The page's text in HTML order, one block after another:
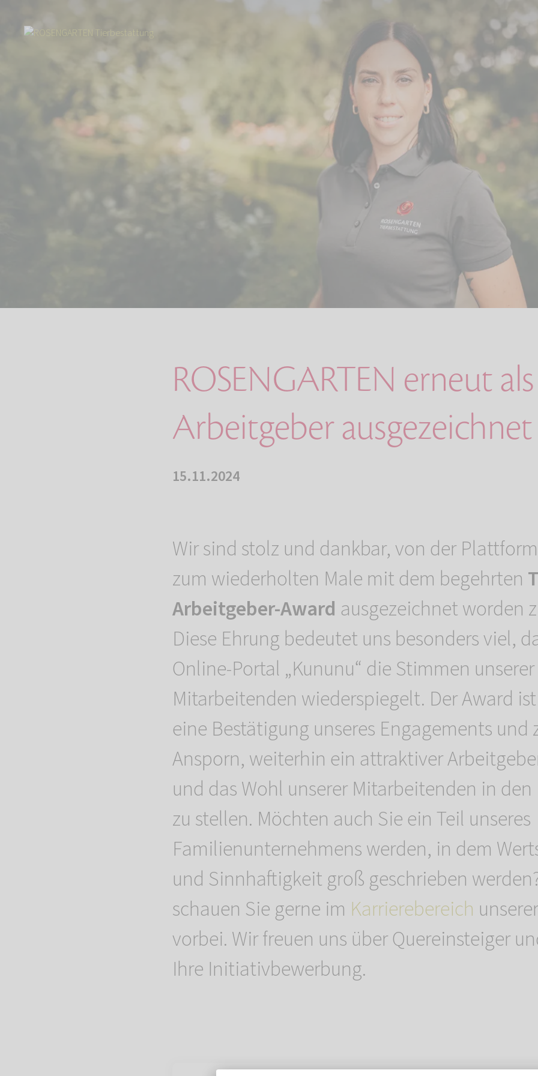
ROSENGARTEN erneut
Arbeitgeber ausgezeichnet
15.11.2024
Wir sind stolz und dankbar, von der
zum wiederholten Male mit dem begehrten
Arbeitgeber-Award ausgezeichnet worden
Diese Ehrung bedeutet uns besonders viel,
Online-Portal „Kununu“ die Stimmen unserer
Mitarbeitenden wiederspiegelt. Der Award
eine Bestätigung unseres Engagements und
Ansporn, weiterhin ein attraktiver
und das Wohl unserer Mitarbeitenden in
zu stellen. Möchten auch Sie ein Teil unseres
Familienunternehmens werden, in dem
und Sinnhaftigkeit groß geschrieben
schauen Sie gerne im Karrierebereich
vorbei. Wir freuen uns über Quereinsteiger
Ihre Initiativbewerbung.